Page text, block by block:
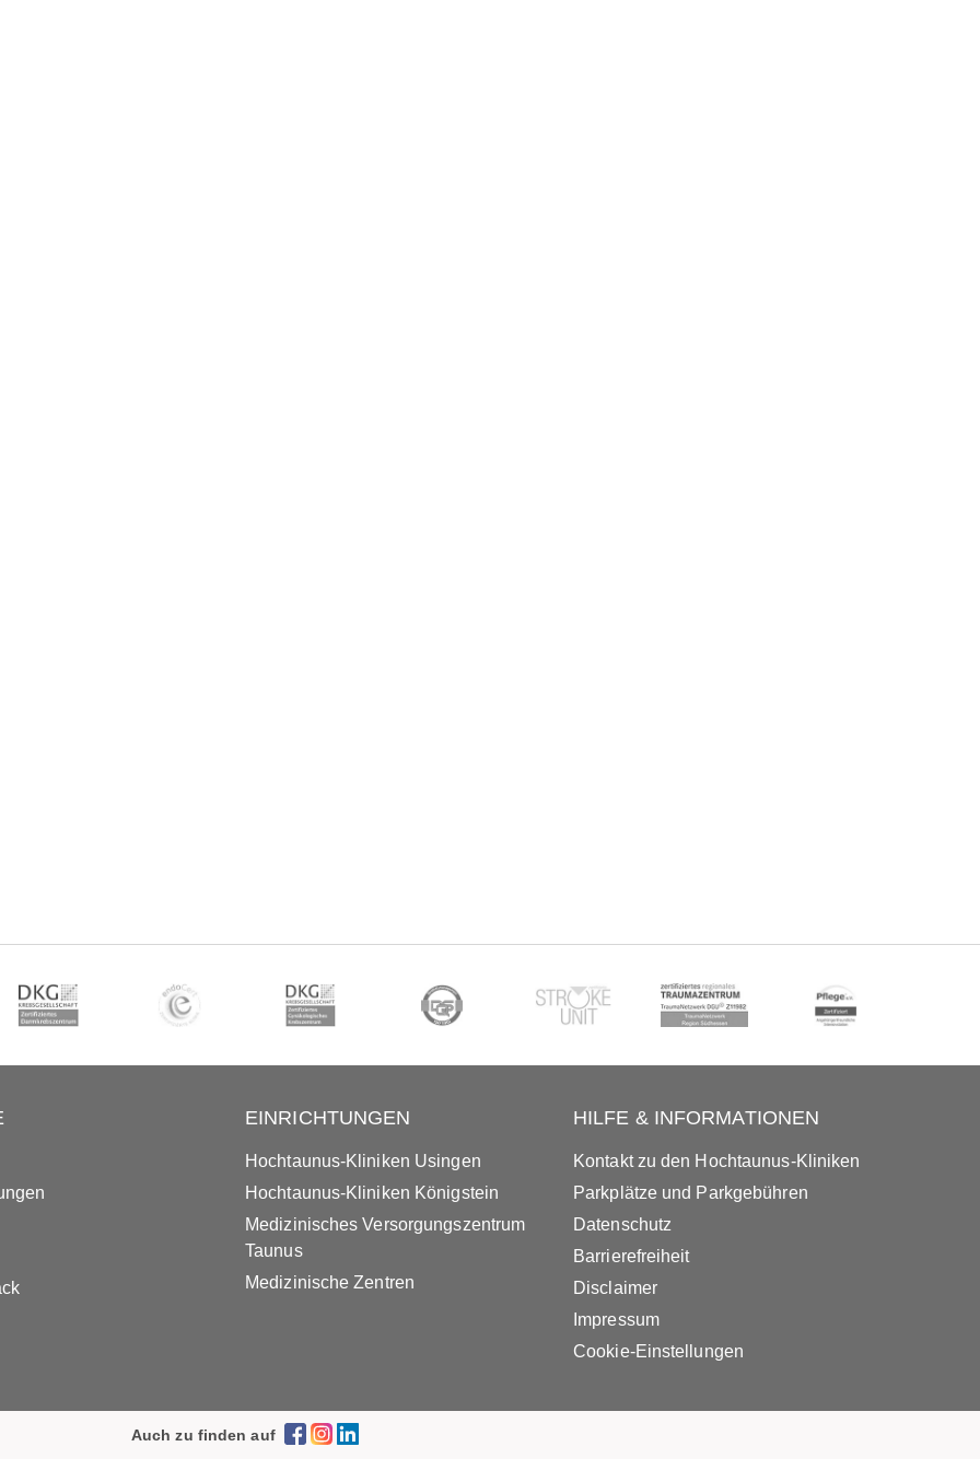
EINRICHTUNGEN
Hochtaunus-Kliniken Usingen
Hochtaunus-Kliniken Königstein
Medizinisches Versorgungszentrum
Taunus
Medizinische Zentren
HILFE & INFORMATIONEN
Kontakt zu den Hochtaunus-Kliniken
Parkplätze und Parkgebühren
Datenschutz
Barrierefreiheit
Disclaimer
Impressum
Cookie-Einstellungen
Auch zu finden auf